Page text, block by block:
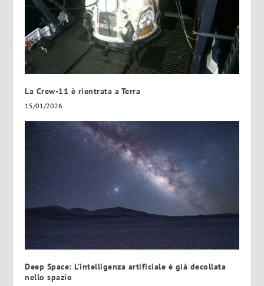
La Crew-11 è rientrata a Terra
15/01/2026
Deep Space: L’intelligenza artificiale è già decollata
nello spazio